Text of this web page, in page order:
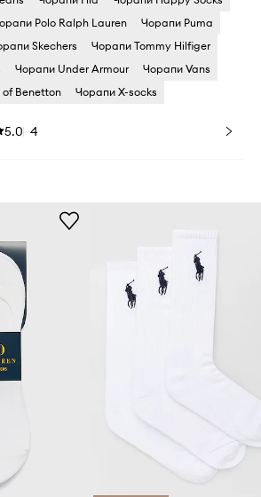
Polo Ralph Lauren
Чорапи Puma
Skechers
Чорапи Tommy Hilfiger
Чорапи Under Armour
Чорапи Vans
Benetton
Чорапи X-socks
5.0 4